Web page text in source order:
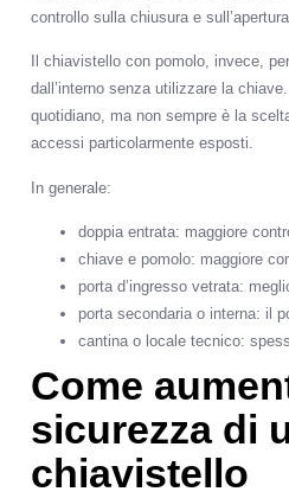
controllo sulla chiusura e
Il chiavistello con pomolo, invece,
dall’interno senza utilizzare la
quotidiano, ma non sempre è la
accessi particolarmente esposti.
In generale:
doppia entrata: maggiore
chiave e pomolo: maggiore
porta d’ingresso vetrata:
porta secondaria o interna: il
cantina o locale tecnico:
Come
sicurezza di
chiavistello